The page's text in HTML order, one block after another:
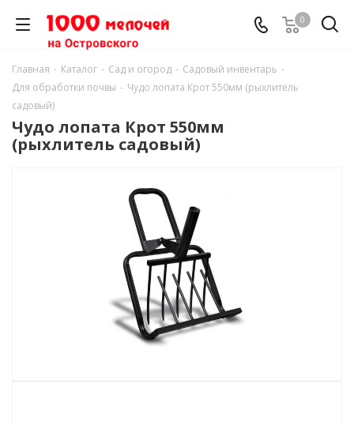
0
Главная - Каталог - Сад и огород - Садовый инвентарь -
Для обработки почвы - Чудо лопата Крот 550мм (рыхлитель
садовый)
Чудо лопата Крот 550мм
(рыхлитель садовый)